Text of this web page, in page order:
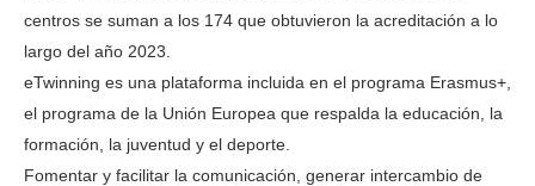
centros se suman a los 174 que obtuvieron la acreditación a lo
largo del año 2023.
eTwinning es una plataforma incluida en el programa Erasmus+,
el programa de la Unión Europea que respalda la educación, la
formación, la juventud y el deporte.
Fomentar y facilitar la comunicación, generar intercambio de